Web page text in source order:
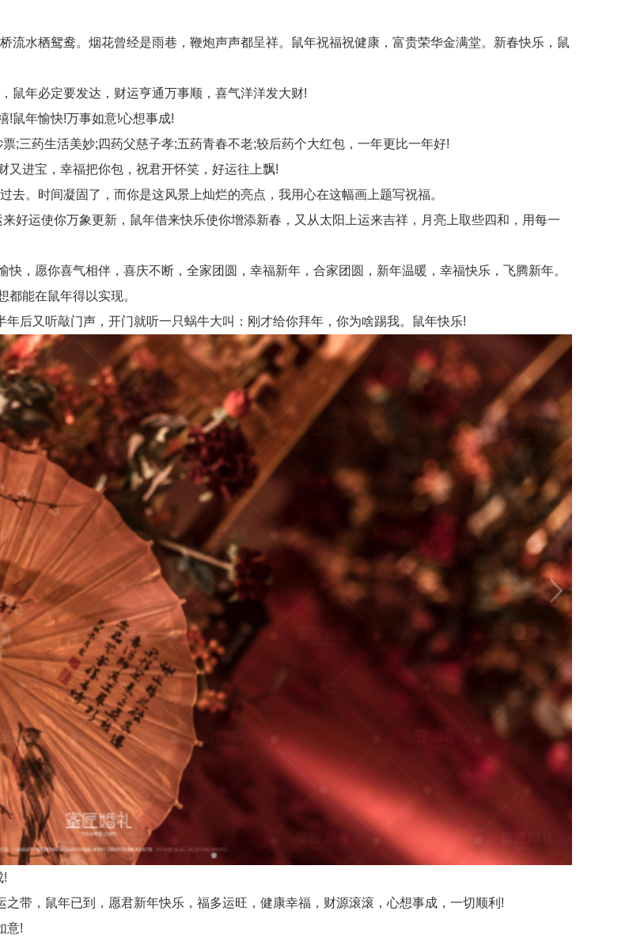
水栖鸳鸯。烟花曾经是雨巷，鞭炮声声都呈祥。鼠年祝福祝健康，富贵荣华金满堂。新春快乐，鼠
年必定要发达，财运亨通万事顺，喜气洋洋发大财!
年愉快!万事如意!心想事成!
药生活美妙;四药父慈子孝;五药青春不老;较后药个大红包，一年更比一年好!
进宝，幸福把你包，祝君开怀笑，好运往上飘!
。时间凝固了，而你是这风景上灿烂的亮点，我用心在这幅画上题写祝福。
运使你万象更新，鼠年借来快乐使你增添新春，又从太阳上运来吉祥，月亮上取些四和，用每一
愿你喜气相伴，喜庆不断，全家团圆，幸福新年，合家团圆，新年温暖，幸福快乐，飞腾新年。
能在鼠年得以实现。
又听敲门声，开门就听一只蜗牛大叫：刚才给你拜年，你为啥踢我。鼠年快乐!
!
，鼠年已到，愿君新年快乐，福多运旺，健康幸福，财源滚滚，心想事成，一切顺利!
意!